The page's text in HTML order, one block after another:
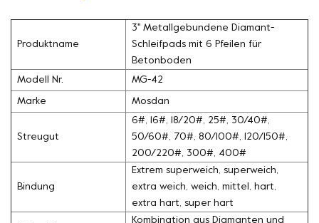
Produktname
3'' Metallgebundene Diamant-
Schleifpads mit 6 Pfeilen für
Betonboden
Modell Nr. MG-42
Marke Mosdan
Streugut
6#, 16#, 18/20#, 25#, 30/40#,
50/60#, 70#, 80/100#, 120/150#,
200/220#, 300#, 400#
Bindung
Extrem superweich, superweich,
extra weich, weich, mittel, hart,
extra hart, super hart
Kombination aus Diamanten und